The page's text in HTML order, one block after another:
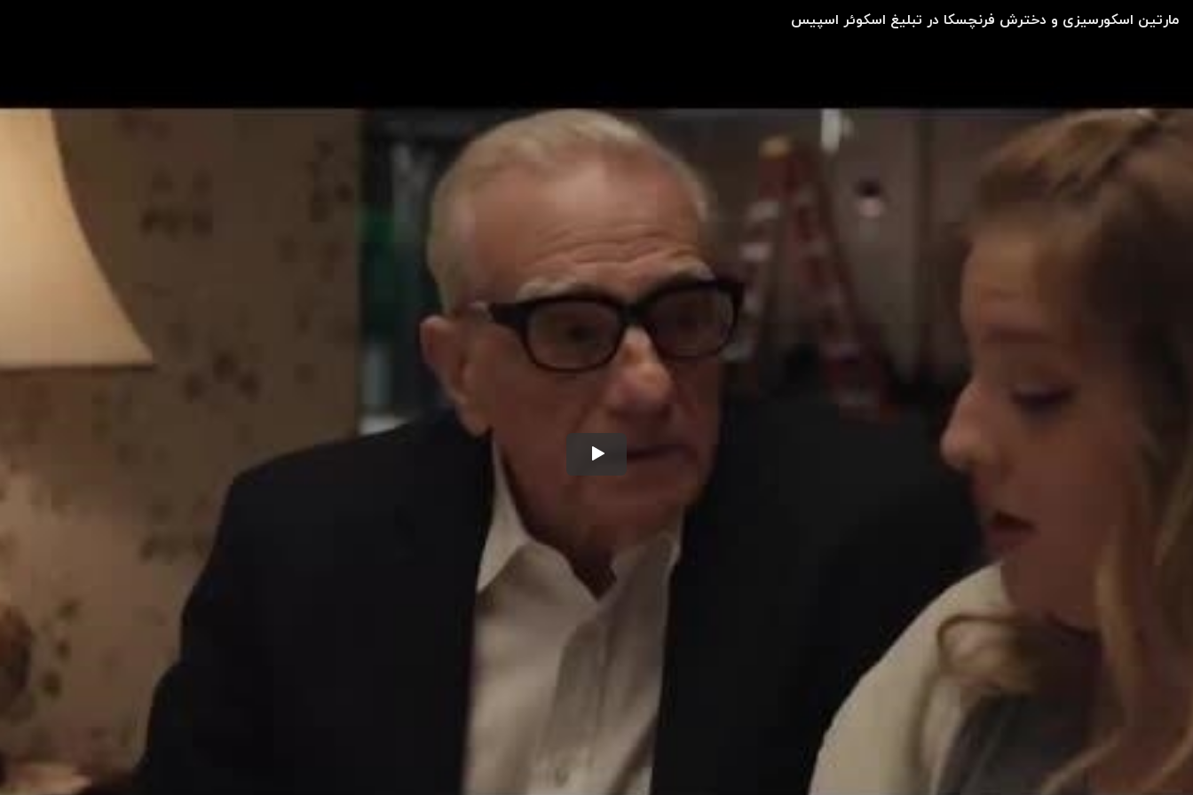
مارتین اسکورسیزی و دخترش فرنچسکا در تبلیغ اسکوئر اسپیس